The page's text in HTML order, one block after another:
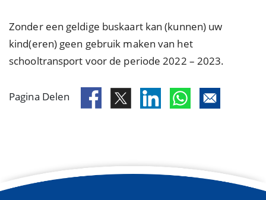
Zonder een geldige buskaart kan (kunnen) uw
kind(eren) geen gebruik maken van het
schooltransport voor de periode 2022 – 2023.
Pagina Delen